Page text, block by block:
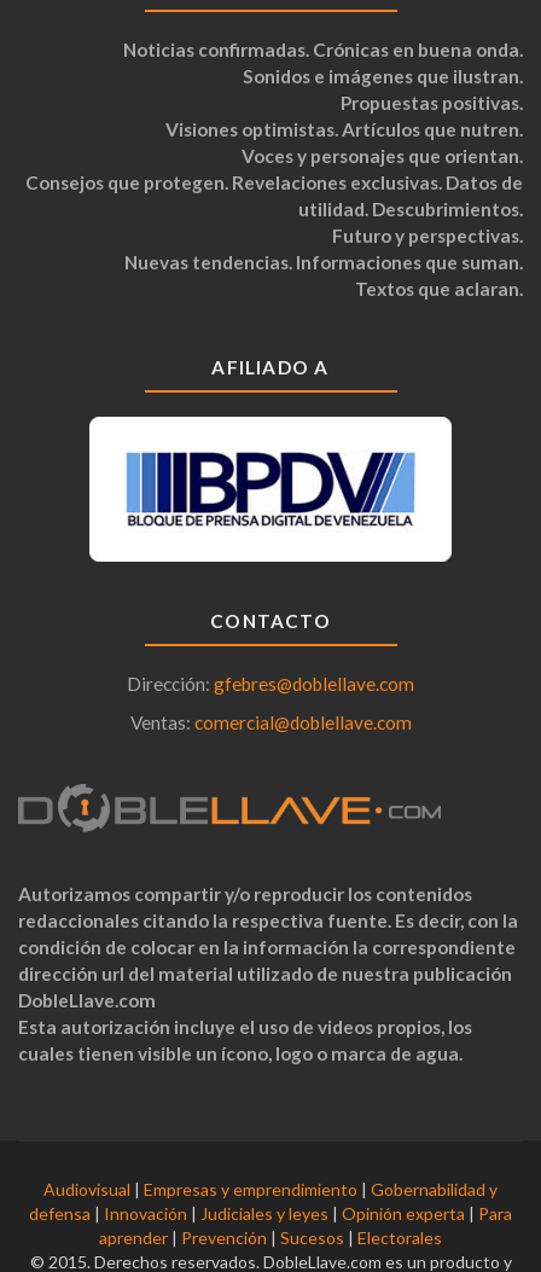
Noticias confirmadas. Crónicas en buena onda.
Sonidos e imágenes que ilustran.
Propuestas positivas.
Visiones optimistas. Artículos que nutren.
Voces y personajes que orientan.
Consejos que protegen. Revelaciones exclusivas. Datos de
utilidad. Descubrimientos.
Futuro y perspectivas.
Nuevas tendencias. Informaciones que suman.
Textos que aclaran.
AFILIADO A
CONTACTO
Dirección: gfebres@doblellave.com
Ventas: comercial@doblellave.com
Autorizamos compartir y/o reproducir los contenidos
redaccionales citando la respectiva fuente. Es decir, con la
condición de colocar en la información la correspondiente
dirección url del material utilizado de nuestra publicación
DobleLlave.com
Esta autorización incluye el uso de videos propios, los
cuales tienen visible un ícono, logo o marca de agua.
Audiovisual | Empresas y emprendimiento | Gobernabilidad y
defensa | Innovación | Judiciales y leyes | Opinión experta | Para
aprender | Prevención | Sucesos | Electorales
© 2015. Derechos reservados. DobleLlave.com es un producto y